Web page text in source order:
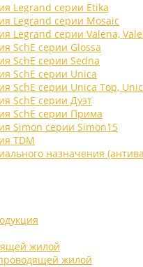
Legrand серии Etika
Legrand серии Mosaic
Legrand серии Valena,
SchE серии Glossa
SchE серии Sedna
SchE серии Unica
SchE серии Unica Top,
SchE серии Дуэт
SchE серии Прима
Simon серии Simon15
TDM
назначения
жилой
жилой